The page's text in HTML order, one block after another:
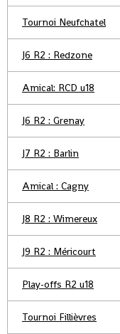
Tournoi Neufchatel
J6 R2 : Redzone
Amical: RCD u18
J6 R2 : Grenay
J7 R2 : Barlin
Amical : Cagny
J8 R2 : Wimereux
J9 R2 : Méricourt
Play-offs R2 u18
Tournoi Fillièvres